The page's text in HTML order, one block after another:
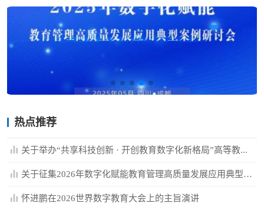
热点推荐
关于举办“共享科技创新 · 开创教育数字化新格局”高等教...
关于征集2026年数字化赋能教育管理高质量发展应用典型案例的通知
怀进鹏在2026世界数字教育大会上的主旨演讲